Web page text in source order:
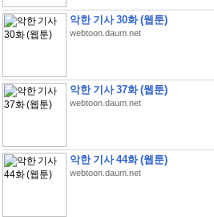
악한 기사 30화 (웹툰)
webtoon.daum.net
악한 기사 37화 (웹툰)
webtoon.daum.net
악한 기사 44화 (웹툰)
webtoon.daum.net